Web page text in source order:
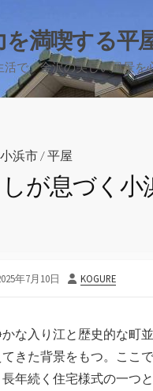
を満喫する平
で、金沢の美しい風景を
小浜市 /平屋
が息づく小
年7月10日
投
KOGURE
な入り江と歴史的な町
きた背景をもつ。 ここ
年続く住宅様式の一つ